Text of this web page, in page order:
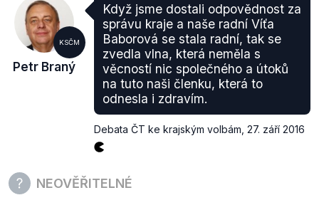
KSČM
Petr Braný
Když jsme dostali odpovědnost za
správu kraje a naše radní Víťa
Baborová se stala radní, tak se
zvedla vlna, která neměla s
věcností nic společného a útoků
na tuto naši členku, která to
odnesla i zdravím.
Debata ČT ke krajským volbám 27. září 2016
NEOVĚŘITELNÉ